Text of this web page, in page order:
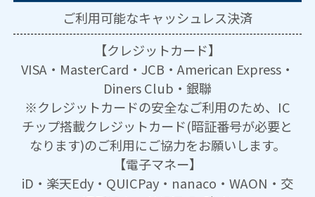
ご利用可能なキャッシュレス決済
【クレジットカード】
VISA・MasterCard・JCB・American Express・
Diners Club・銀聯
※クレジットカードの安全なご利用のため、IC
チップ搭載クレジットカード(暗証番号が必要と
なります)のご利用にご協力をお願いします。
【電子マネー】
iD・楽天Edy・QUICPay・nanaco・WAON・交